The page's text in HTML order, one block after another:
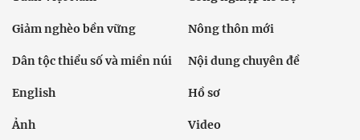
Giảm nghèo bền vững Nông thôn mới
Dân tộc thiểu số và miền núi Nội dung chuyên đề
English Hồ sơ
Ảnh Video